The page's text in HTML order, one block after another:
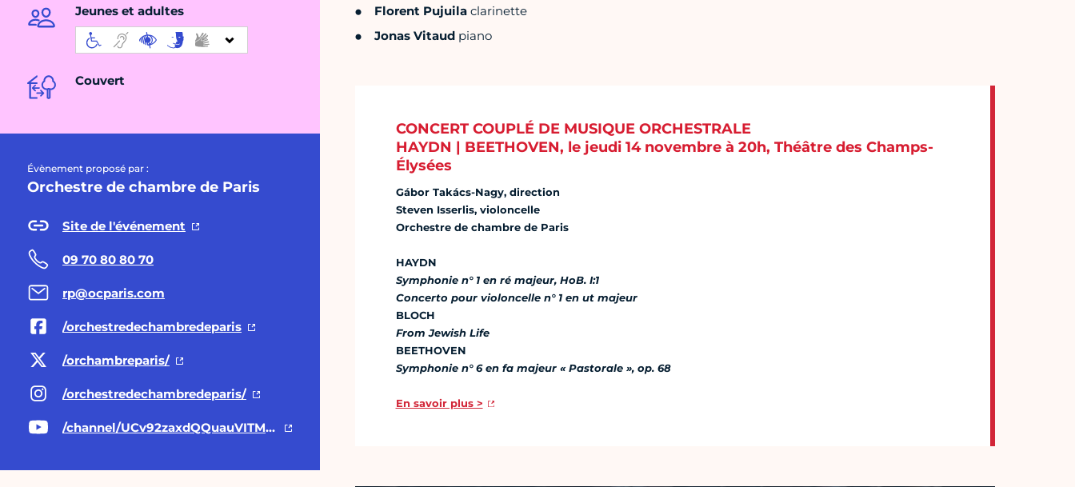
Jeunes et adultes
Couvert
Évènement proposé par :
Orchestre de chambre de Paris
Site de l'événement
09 70 80 80 70
rp@ocparis.com
/orchestredechambredeparis
/orchambreparis/
/orchestredechambredeparis/
/channel/UCv92zaxdQQuauVITMK3DmbQ
Florent Pujuila clarinette
Jonas Vitaud piano
CONCERT COUPLÉ DE MUSIQUE ORCHESTRALE
HAYDN | BEETHOVEN, le jeudi 14 novembre à 20h, Théâtre des Champs-
Élysées
Gábor Takács-Nagy, direction
Steven Isserlis, violoncelle
Orchestre de chambre de Paris
HAYDN
Symphonie n° 1 en ré majeur, HoB. I:1
Concerto pour violoncelle n° 1 en ut majeur
BLOCH
From Jewish Life
BEETHOVEN
Symphonie n° 6 en fa majeur « Pastorale », op. 68
En savoir plus >